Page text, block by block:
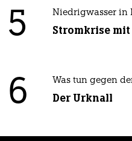
5 Niedrigwasser in
Stromkrise mit
6 Was tun gegen
Der Urknall